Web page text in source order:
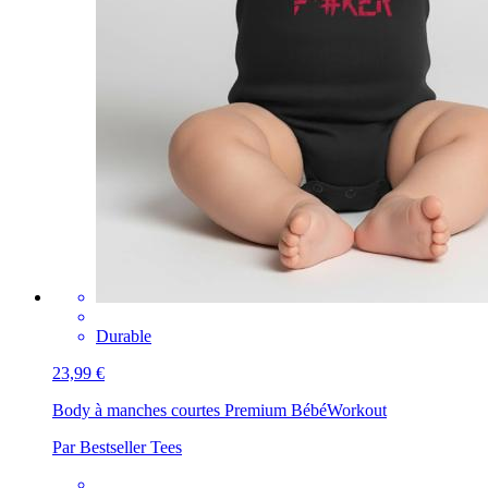
Durable
23,99 €
Body à manches courtes Premium BébéWorkout
Par Bestseller Tees